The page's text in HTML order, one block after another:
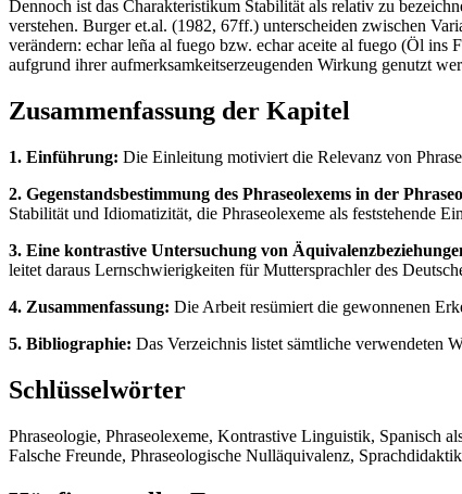
Dennoch ist das Charakteristikum Stabilität als relativ zu
verstehen. Burger et.al. (1982, 67ff.) unterscheiden zwischen
verändern: echar leña al fuego bzw. echar aceite al fuego (Öl
aufgrund ihrer aufmerksamkeitserzeugenden Wirkung genutzt
Zusammenfassung der Kapitel
1. Einführung: Die Einleitung motiviert die Relevanz von
2. Gegenstandsbestimmung des Phraseolexems in der
Stabilität und Idiomatizität, die Phraseolexeme als feststehende
3. Eine kontrastive Untersuchung von
leitet daraus Lernschwierigkeiten für Muttersprachler des
4. Zusammenfassung: Die Arbeit resümiert die gewonnenen
5. Bibliographie: Das Verzeichnis listet sämtliche verwendeten
Schlüsselwörter
Phraseologie, Phraseolexeme, Kontrastive Linguistik, Spanisch
Falsche Freunde, Phraseologische Nulläquivalenz,